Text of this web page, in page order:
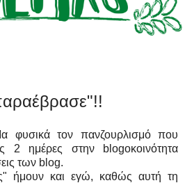
φυσικά τον πανζουρλισμό που
2 ημέρες στην blogοκοινότητα
των blog.
ήμουν και εγώ, καθώς αυτή τη